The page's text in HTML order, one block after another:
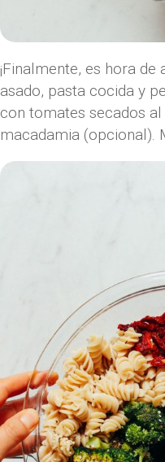
¡Finalmente, es hora
asado, pasta cocida y
con tomates secados
macadamia (opcional).